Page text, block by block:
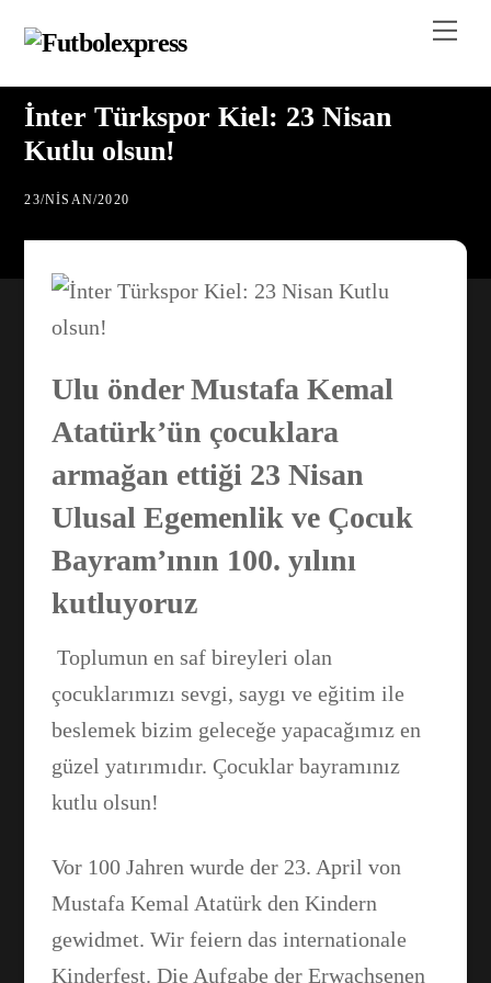
content
İnter Türkspor Kiel: 23 Nisan
Kutlu olsun!
23/NISAN/2020
Ulu önder Mustafa Kemal
Atatürk’ün çocuklara
armağan ettiği 23 Nisan
Ulusal Egemenlik ve Çocuk
Bayram’ının 100. yılını
kutluyoruz
Toplumun en saf bireyleri olan
çocuklarımızı sevgi, saygı ve eğitim ile
beslemek bizim geleceğe yapacağımız en
güzel yatırımıdır. Çocuklar bayramınız
kutlu olsun!
Vor 100 Jahren wurde der 23. April von
Mustafa Kemal Atatürk den Kindern
gewidmet. Wir feiern das internationale
Kinderfest. Die Aufgabe der Erwachsenen